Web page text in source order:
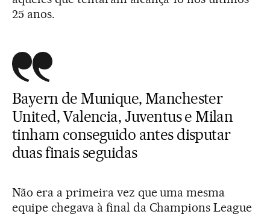
25 anos.
Bayern de Munique, Manchester
United, Valencia, Juventus e Milan
tinham conseguido antes disputar
duas finais seguidas
Não era a primeira vez que uma mesma
equipe chegava à final da Champions League